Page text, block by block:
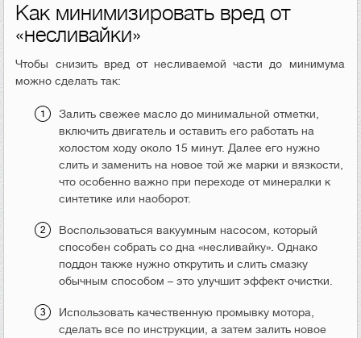
Как минимизировать вред от
«несливайки»
Чтобы снизить вред от несливаемой части до минимума
можно сделать так:
Залить свежее масло до минимальной отметки,
включить двигатель и оставить его работать на
холостом ходу около 15 минут. Далее его нужно
слить и заменить на новое той же марки и вязкости,
что особенно важно при переходе от минералки к
синтетике или наоборот.
Воспользоваться вакуумным насосом, который
способен собрать со дна «несливайку». Однако
поддон также нужно открутить и слить смазку
обычным способом – это улучшит эффект очистки.
Использовать качественную промывку мотора,
сделать все по инструкции, а затем залить новое